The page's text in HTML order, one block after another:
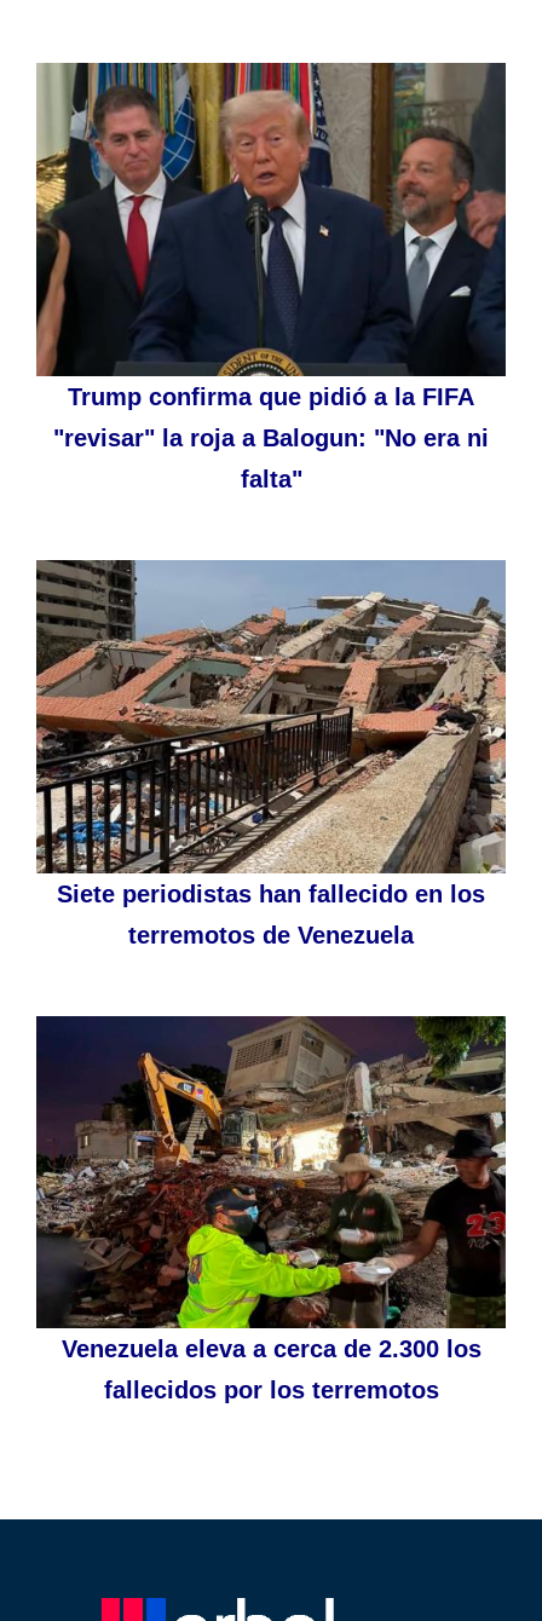
Trump confirma que pidió a la FIFA
"revisar" la roja a Balogun: "No era ni
falta"
Siete periodistas han fallecido en los
terremotos de Venezuela
Venezuela eleva a cerca de 2.300 los
fallecidos por los terremotos